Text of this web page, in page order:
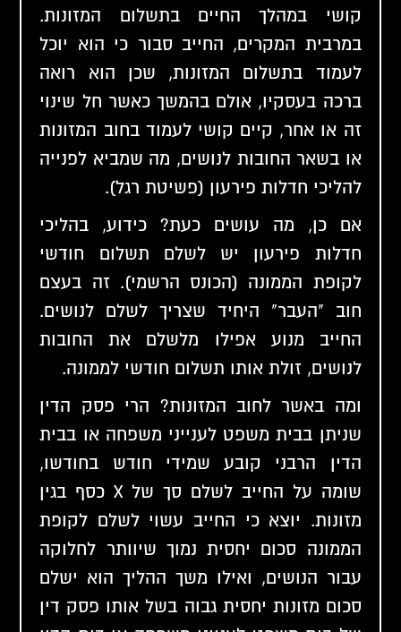
קושי במהלך החיים בתשלום המזונות.
במרבית המקרים, החייב סבור כי הוא יוכל
לעמוד בתשלום המזונות, שכן הוא רואה
ברכה בעסקיו, אולם בהמשך כאשר חל שינוי
זה או אחר, קיים קושי לעמוד בחוב המזונות
או בשאר החובות לנושים, מה שמביא לפנייה
להליכי חדלות פירעון (פשיטת רגל).
אם כן, מה עושים כעת? כידוע, בהליכי
חדלות פירעון יש לשלם תשלום חודשי
לקופת הממונה (הכונס הרשמי). זה בעצם
חוב "העבר" היחיד שצריך לשלם לנושים.
החייב מנוע אפילו מלשלם את החובות
לנושים, זולת אותו תשלום חודשי לממונה.
ומה באשר לחוב המזונות? הרי פסק הדין
שניתן בבית משפט לענייני משפחה או בבית
הדין הרבני קובע שמידי חודש בחודשו,
שומה על החייב לשלם סך של X כסף בגין
מזונות. יוצא כי החייב עשוי לשלם לקופת
הממונה סכום יחסית נמוך שיוותר לחלוקה
עבור הנושים, ואילו משך ההליך הוא ישלם
סכום מזונות יחסית גבוה בשל אותו פסק דין